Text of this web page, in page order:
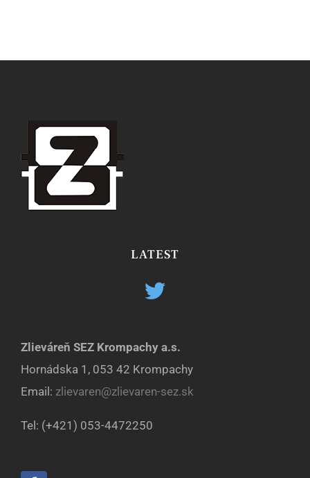
LATEST
Zlieváreň SEZ Krompachy a.s.
Hornádska 1, 053 42 Krompachy
Email: zlievaren@zlievaren-sez.sk
Tel: (+421) 053-4472250